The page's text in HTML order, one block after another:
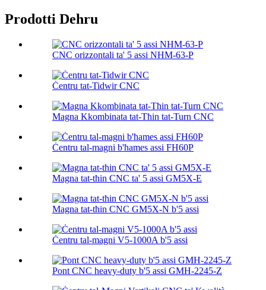
Prodotti Dehru
CNC orizzontali ta' 5 assi NHM-63-P
Ċentru tat-Tidwir CNC
Magna Kkombinata tat-Tħin tat-Turn CNC
Ċentru tal-magni b'ħames assi FH60P
Magna tat-tħin CNC ta' 5 assi GM5X-E
Magna tat-tħin CNC GM5X-N b'5 assi
Ċentru tal-magni V5-1000A b'5 assi
Pont CNC heavy-duty b'5 assi GMH-2245-Z